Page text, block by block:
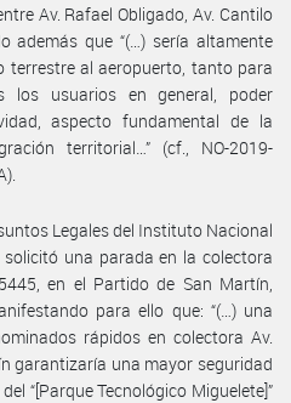
Av. Rafael Obligado, Av. Cantilo
además que “(…) sería altamente
terrestre al aeropuerto, tanto para
los usuarios en general, poder
aspecto fundamental de la
territorial…” (cf., NO-2019-
Legales del Instituto Nacional
una parada en la colectora
en el Partido de San Martín,
para ello que: “(…) una
rápidos en colectora Av.
garantizaría una mayor seguridad
“[Parque Tecnológico Miguelete]”